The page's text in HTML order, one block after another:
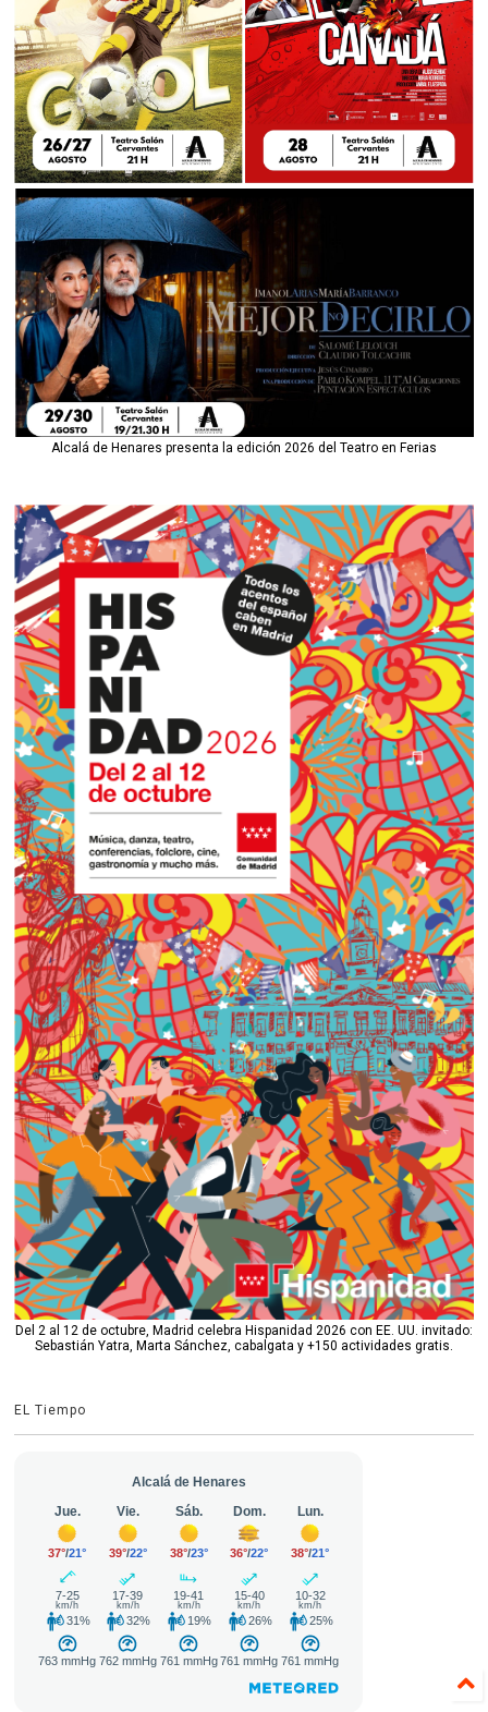
Alcalá de Henares presenta la edición 2026 del Teatro en Ferias
Del 2 al 12 de octubre, Madrid celebra Hispanidad 2026 con EE. UU. invitado:
Sebastián Yatra, Marta Sánchez, cabalgata y +150 actividades gratis.
EL Tiempo